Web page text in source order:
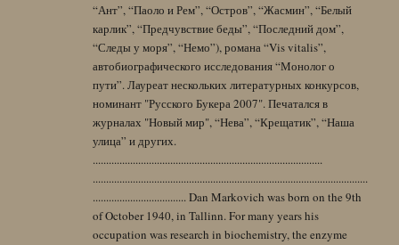
“Ант”, “Паоло и Рем”, “Остров”, “Жасмин”, “Белый
карлик”, “Предчувствие беды”, “Последний дом”,
“Следы у моря”, “Немо”), романа “Vis vitalis”,
автобиографического исследования “Монолог о
пути”. Лауреат нескольких литературных конкурсов,
номинант "Русского Букера 2007". Печатался в
журналах "Новый мир", “Нева”, “Крещатик”, “Наша
улица” и других.
......................................................................................
.......................................................................................................
................................... Dan Markovich was born on the 9th
of October 1940, in Tallinn. For many years his
occupation was research in biochemistry, the enzyme